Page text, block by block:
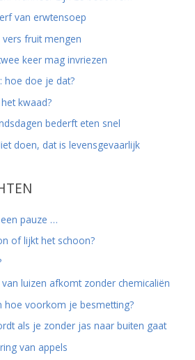
van erwtensoep
fruit mengen
keer mag invriezen
hoe doe je dat?
kwaad?
bederft eten snel
doen, dat is levensgevaarlijk
pauze …
of lijkt het schoon?
luizen afkomt zonder chemicaliën
hoe voorkom je besmetting?
als je zonder jas naar buiten gaat
van appels